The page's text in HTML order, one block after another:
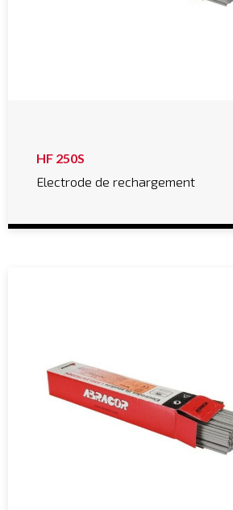
HF 250S
Electrode de rechargement